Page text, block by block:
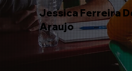
Jessica Ferreira
Araujo